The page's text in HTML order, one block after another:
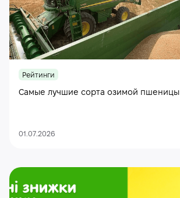
Рейтинги
Самые лучшие сорта озимой пшеницы
01.07.2026